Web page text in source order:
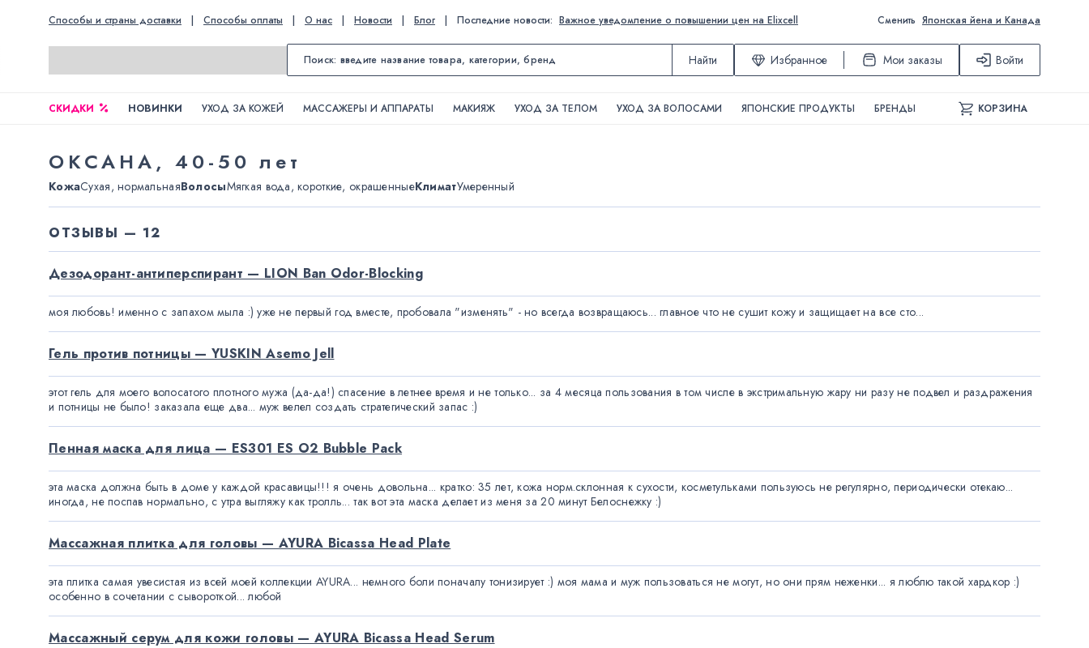
Способы и страны доставки | Способы оплаты | О нас | Новости | Блог | Последние новости: Важное уведомление о повышении цен на Elixcell Сменить Японская йена и Канада
Найти Избранное Мои заказы Войти
СКИДКИ НОВИНКИ УХОД ЗА КОЖЕЙ МАССАЖЕРЫ И АППАРАТЫ МАКИЯЖ УХОД ЗА ТЕЛОМ УХОД ЗА ВОЛОСАМИ ЯПОНСКИЕ ПРОДУКТЫ БРЕНДЫ КОРЗИНА
ОКСАНА,40-50 лет
КожаСухая, нормальнаяВолосыМягкая вода, короткие, окрашенныеКлиматУмеренный
ОТЗЫВЫ — 12
Дезодорант-антиперспирант — LION Ban Odor-Blocking
моя любовь! именно с запахом мыла :) уже не первый год вместе, пробовала "изменять" - но всегда возвращаюсь... главное что не сушит кожу и защищает на все сто...
Гель против потницы — YUSKIN Asemo Jell
этот гель для моего волосатого плотного мужа (да-да!) спасение в летнее время и не только... за 4 месяца пользования в том числе в экстримальную жару ни разу не подвел и раздражения
и потницы не было! заказала еще два... муж велел создать стратегический запас :)
Пенная маска для лица — ES301 ES O2 Bubble Pack
эта маска должна быть в доме у каждой красавицы!!! я очень довольна... кратко: 35 лет, кожа норм.склонная к сухости, косметульками пользуюсь не регулярно, периодически отекаю...
иногда, не поспав нормально, с утра выгляжу как тролль... так вот эта маска делает из меня за 20 минут Белоснежку :)
Массажная плитка для головы — AYURA Bicassa Head Plate
эта плитка самая увесистая из всей моей коллекции AYURA... немного боли поначалу тонизирует :) моя мама и муж пользоваться не могут, но они прям неженки... я люблю такой хардкор :)
особенно в сочетании с сывороткой... любой
Массажный серум для кожи головы — AYURA Bicassa Head Serum